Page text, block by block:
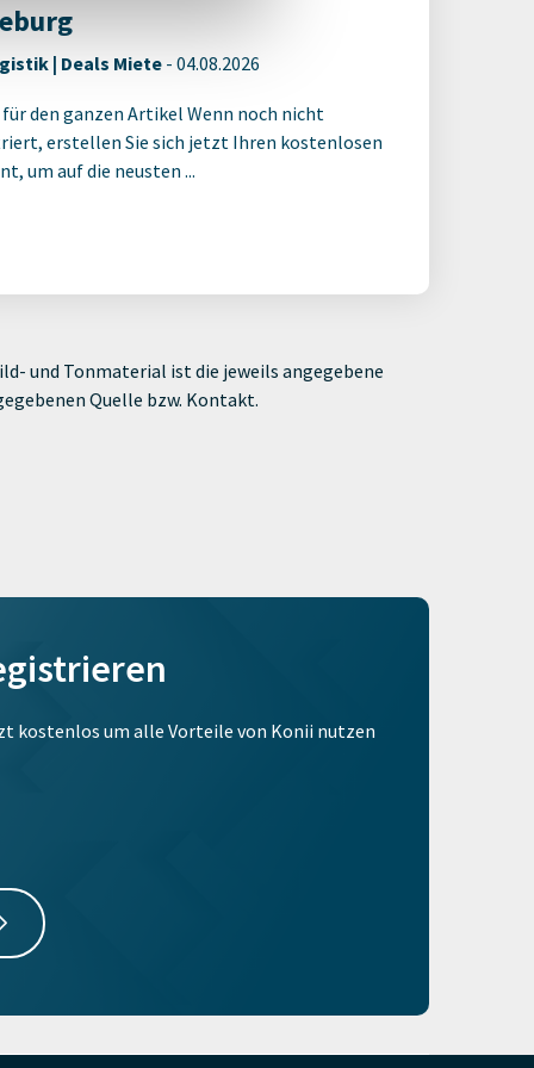
| Deals Miete - 04.08.2026
den ganzen Artikel Wenn noch nicht
erstellen Sie sich jetzt Ihren kostenlosen
um auf die neusten ...
und Tonmaterial ist die jeweils angegebene
Quelle bzw. Kontakt.
kostenlos um alle Vorteile von Konii nutzen